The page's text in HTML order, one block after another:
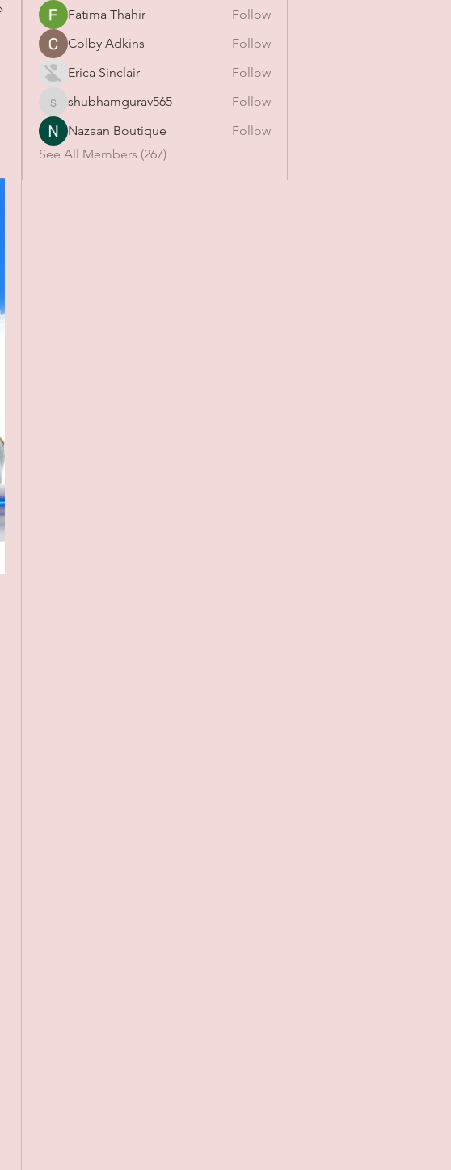
Fatima Thahir
Follow
Colby Adkins
Follow
Erica Sinclair
Follow
shubhamgurav565
shubhamgurav565
Follow
Nazaan Boutique
Follow
See All Members (267)